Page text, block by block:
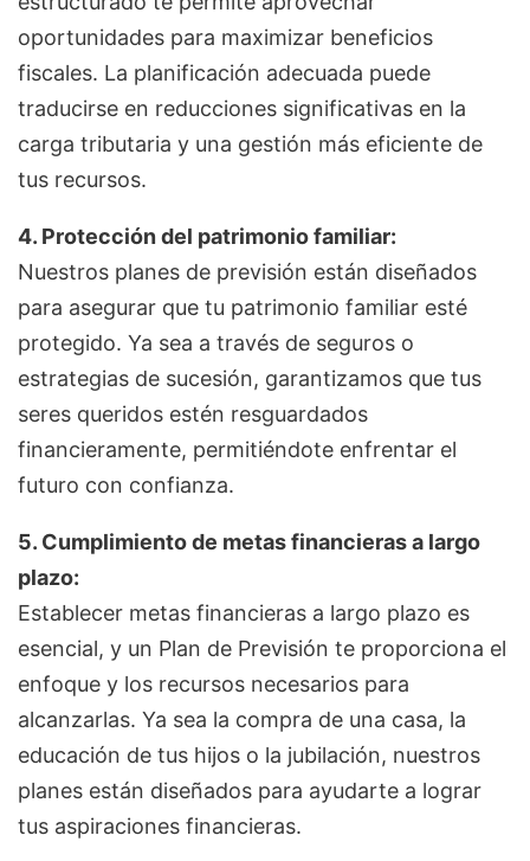
oportunidades para maximizar beneficios
fiscales. La planificación adecuada puede
traducirse en reducciones significativas en la
carga tributaria y una gestión más eficiente de
tus recursos.
4. Protección del patrimonio familiar:
Nuestros planes de previsión están diseñados
para asegurar que tu patrimonio familiar esté
protegido. Ya sea a través de seguros o
estrategias de sucesión, garantizamos que tus
seres queridos estén resguardados
financieramente, permitiéndote enfrentar el
futuro con confianza.
5. Cumplimiento de metas financieras a largo
plazo:
Establecer metas financieras a largo plazo es
esencial, y un Plan de Previsión te proporciona el
enfoque y los recursos necesarios para
alcanzarlas. Ya sea la compra de una casa, la
educación de tus hijos o la jubilación, nuestros
planes están diseñados para ayudarte a lograr
tus aspiraciones financieras.